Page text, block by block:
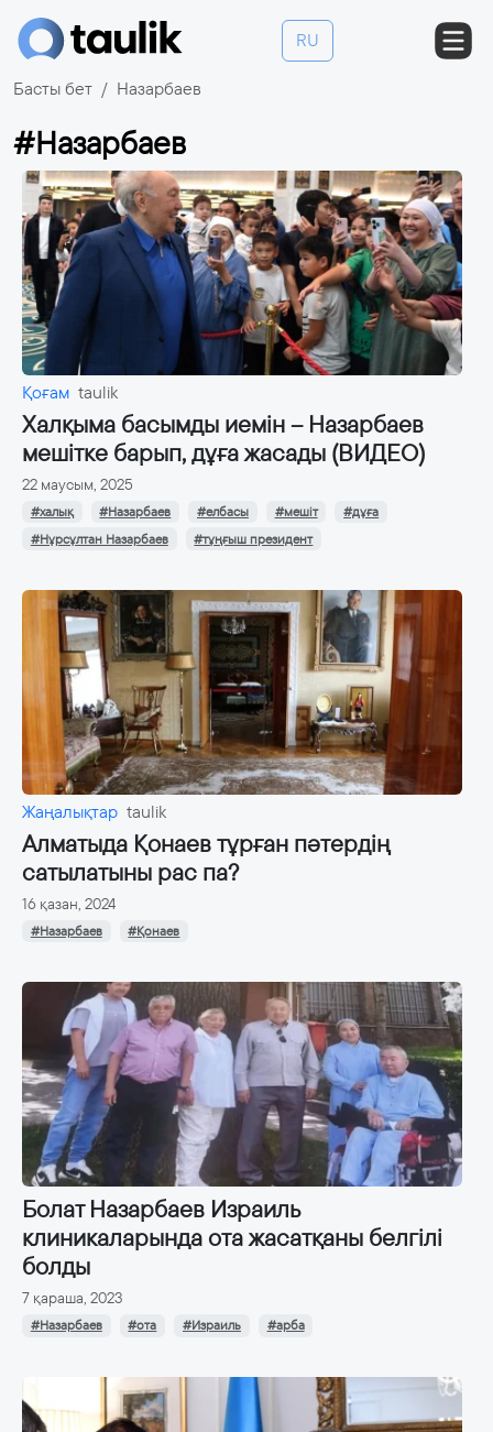
RU
Басты бет Назарбаев
#Назарбаев
Қоғам taulik
Халқыма басымды иемін – Назарбаев
мешітке барып, дұға жасады (ВИДЕО)
22 маусым, 2025
#халық #Назарбаев #елбасы #мешіт
#дұға
#Нұрсұлтан Назарбаев
#тұңғыш президент
Жаңалықтар taulik
Алматыда Қонаев тұрған пәтердің
сатылатыны рас па?
16 қазан, 2024
#Назарбаев #Қонаев
Болат Назарбаев Израиль
клиникаларында ота жасатқаны белгілі
болды
7 қараша, 2023
#Назарбаев #ота #Израиль #арба